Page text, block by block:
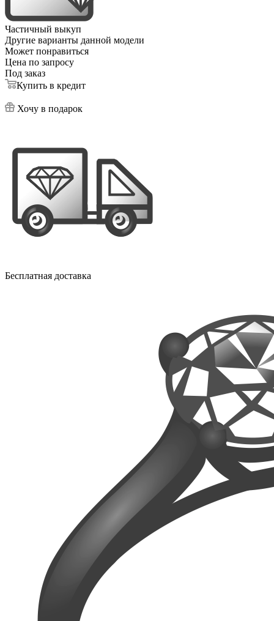
Частичный выкуп
Другие варианты данной модели
Может понравиться
Цена по запросу
Под заказ
Купить в кредит
Хочу в подарок
Бесплатная доставка